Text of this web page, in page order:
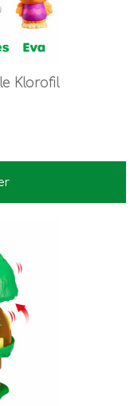
Klorofil